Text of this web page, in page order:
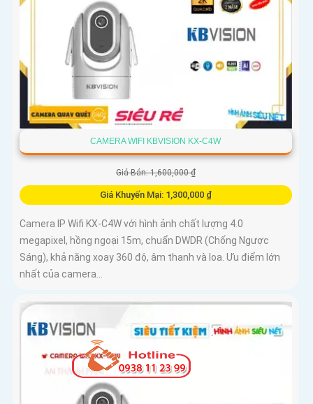
CAMERA WIFI KBVISION KX-C4W
Giá Bán: 1,600,000 ₫
Giá Khuyến Mại: 1,300,000 ₫
Camera IP Wifi KX-C4W với hình ảnh chất lượng 4.0
megapixel, hồng ngoại 15m, chuẩn DWDR (Chống Ngược
Sáng), khả năng xoay 360 độ, âm thanh và loa. Ưu điểm lớn
nhất của camera...